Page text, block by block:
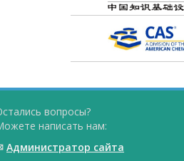
вопросы?
написать нам:
Администратор сайта